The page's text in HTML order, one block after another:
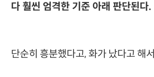
다 훨씬 엄격한 기준 아래 판단된다.
단순히 흥분했다고, 화가 났다고 해